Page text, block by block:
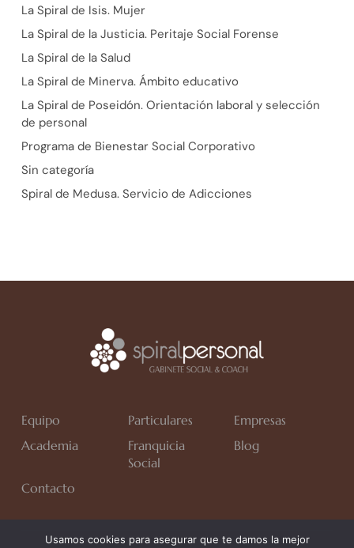
La Spiral de Isis. Mujer
La Spiral de la Justicia. Peritaje Social Forense
La Spiral de la Salud
La Spiral de Minerva. Ámbito educativo
La Spiral de Poseidón. Orientación laboral y selección
de personal
Programa de Bienestar Social Corporativo
Sin categoría
Spiral de Medusa. Servicio de Adicciones
Equipo Particulares
Empresas
Academia
Franquicia
Social
Blog
Contacto
Usamos cookies para asegurar que te damos la mejor